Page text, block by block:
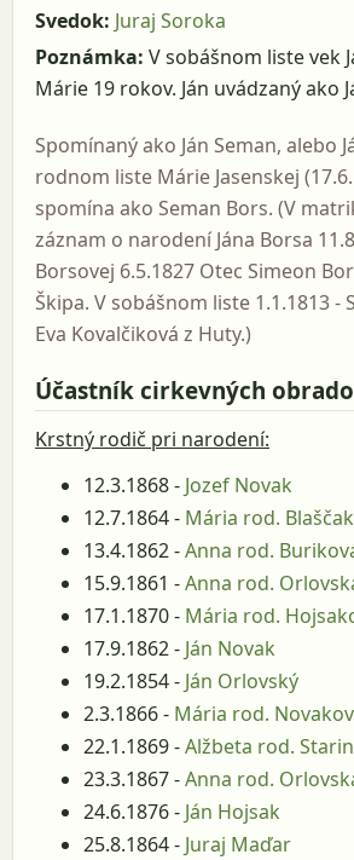
Svedok: Juraj Soroka
Poznámka: V sobášnom liste vek
Márie 19 rokov. Ján uvádzaný ako
Spomínaný ako Ján Seman, alebo
rodnom liste Márie Jasenskej
spomína ako Seman Bors. (V
záznam o narodení Jána Borsa
Borsovej 6.5.1827 Otec Simeon
Škipa. V sobášnom liste 1.1.1813 -
Eva Kovalčiková z Huty.)
Účastník cirkevných
Krstný rodič pri narodení:
12.3.1868 - Jozef Novak
12.7.1864 - Mária rod.
13.4.1862 -Anna rod.
15.9.1861 -Anna rod.
17.1.1870 - Mária rod.
17.9.1862 - Ján Novak
19.2.1854 - Ján Orlovský
2.3.1866 - Mária rod.
22.1.1869 -Alžbeta rod.
23.3.1867 -Anna rod.
24.6.1876 - Ján Hojsak
25.8.1864 - Juraj Maďar